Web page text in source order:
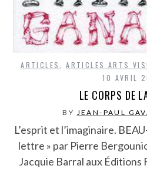
ARTICLES ,ARTICLES ARTS
10 AVRIL
LE CORPS DE
BY JEAN-PAUL
L’esprit et l’imaginaire.
lettre » par Pierre
Jacquie Barral aux Éditions